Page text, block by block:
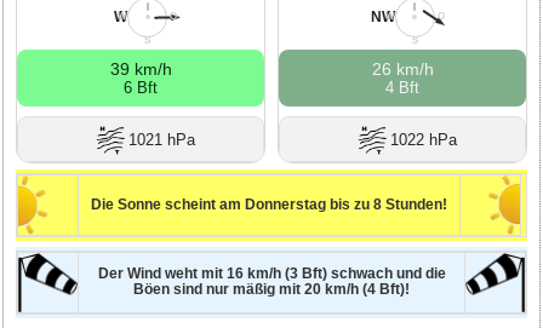
O
S
W
W
39 km/h
6 Bft
1021 hPa
O
S
W
NW
26 km/h
4 Bft
1022 hPa
Die Sonne scheint am Donnerstag bis zu 8 Stunden!
Der Wind weht mit 16 km/h (3 Bft) schwach und die
Böen sind nur mäßig mit 20 km/h (4 Bft)!